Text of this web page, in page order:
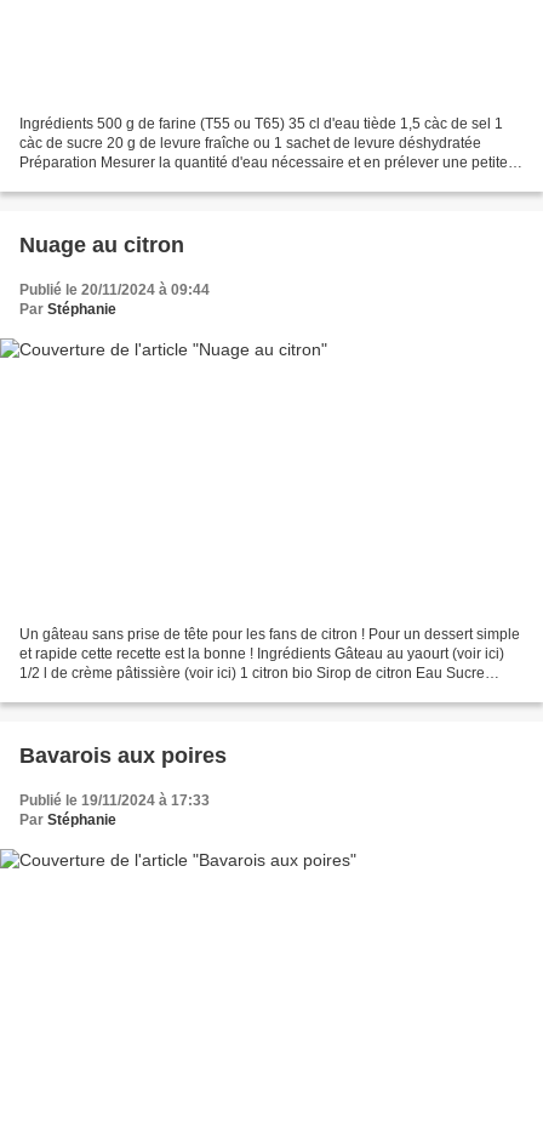
Ingrédients 500 g de farine (T55 ou T65) 35 cl d'eau tiède 1,5 càc de sel 1
càc de sucre 20 g de levure fraîche ou 1 sachet de levure déshydratée
Préparation Mesurer la quantité d'eau nécessaire et en prélever une petite
Nuage au citron
Publié le 20/11/2024 à 09:44
Par Stéphanie
Un gâteau sans prise de tête pour les fans de citron ! Pour un dessert simple
et rapide cette recette est la bonne ! Ingrédients Gâteau au yaourt (voir ici)
1/2 l de crème pâtissière (voir ici) 1 citron bio Sirop de citron Eau Sucre
Bavarois aux poires
Publié le 19/11/2024 à 17:33
Par Stéphanie